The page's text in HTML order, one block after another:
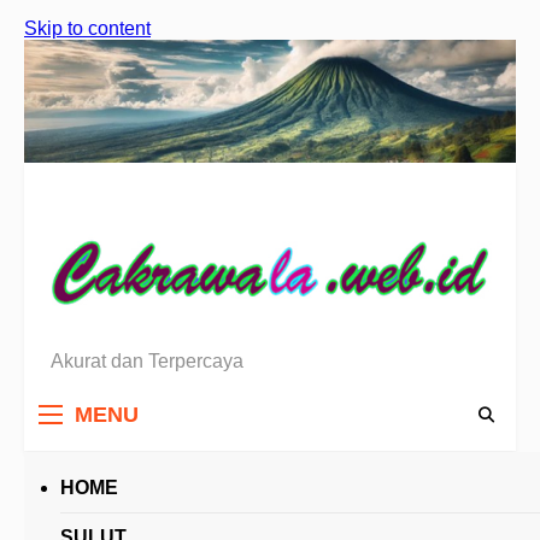
Skip to content
Berita Sulawesi Utara
Akurat dan Terpercaya
MENU
HOME
HEADLINES